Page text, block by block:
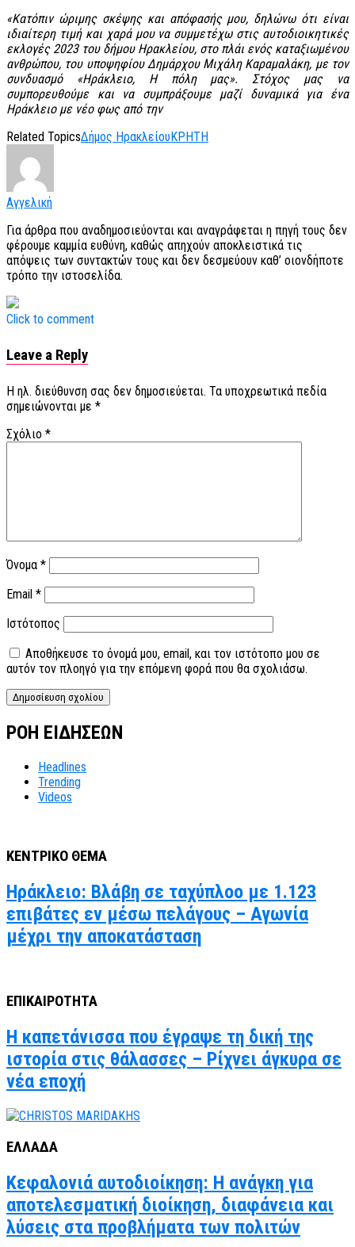
«Κατόπιν ώριμης σκέψης και απόφασής μου, δηλώνω ότι είναι
ιδιαίτερη τιμή και χαρά μου να συμμετέχω στις αυτοδιοικητικές
εκλογές 2023 του δήμου Ηρακλείου, στο πλάι ενός καταξιωμένου
ανθρώπου, του υποψηφίου Δημάρχου Μιχάλη Καραμαλάκη, με τον
συνδυασμό «Ηράκλειο, Η πόλη μας». Στόχος μας να
συμπορευθούμε και να συμπράξουμε μαζί δυναμικά για ένα
Ηράκλειο με νέο φως από την
Related TopicsΔήμος Ηρακλείου ΚΡΗΤΗ
Αγγελική
Για άρθρα που αναδημοσιεύονται και αναγράφεται η πηγή τους δεν
φέρουμε καμμία ευθύνη, καθώς απηχούν αποκλειστικά τις
απόψεις των συντακτών τους και δεν δεσμεύουν καθ’ οιονδήποτε
τρόπο την ιστοσελίδα.
Click to comment
Leave a Reply
Η ηλ. διεύθυνση σας δεν δημοσιεύεται. Τα υποχρεωτικά πεδία
σημειώνονται με *
Σχόλιο *
Όνομα *
Email *
Ιστότοπος
Αποθήκευσε το όνομά μου, email, και τον ιστότοπο μου σε
αυτόν τον πλοηγό για την επόμενη φορά που θα σχολιάσω.
ΡΟΗ ΕΙΔΗΣΕΩΝ
Headlines
Trending
Videos
ΚΕΝΤΡΙΚΟ ΘΕΜΑ
Ηράκλειο: Βλάβη σε ταχύπλοο με 1.123
επιβάτες εν μέσω πελάγους – Αγωνία
μέχρι την αποκατάσταση
ΕΠΙΚΑΙΡΟΤΗΤΑ
Η καπετάνισσα που έγραψε τη δική της
ιστορία στις θάλασσες – Ρίχνει άγκυρα σε
νέα εποχή
ΕΛΛΑΔΑ
Κεφαλονιά αυτοδιοίκηση: Η ανάγκη για
αποτελεσματική διοίκηση, διαφάνεια και
λύσεις στα προβλήματα των πολιτών